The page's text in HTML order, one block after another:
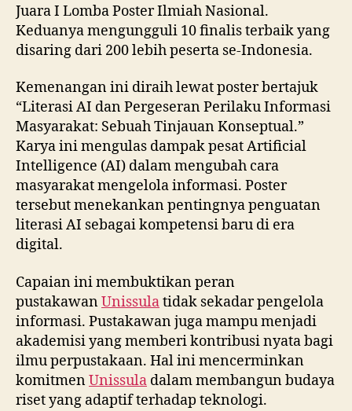
Juara I Lomba Poster Ilmiah Nasional.
Keduanya mengungguli 10 finalis terbaik yang
disaring dari 200 lebih peserta se-Indonesia.
Kemenangan ini diraih lewat poster bertajuk
“Literasi AI dan Pergeseran Perilaku Informasi
Masyarakat: Sebuah Tinjauan Konseptual.”
Karya ini mengulas dampak pesat Artificial
Intelligence (AI) dalam mengubah cara
masyarakat mengelola informasi. Poster
tersebut menekankan pentingnya penguatan
literasi AI sebagai kompetensi baru di era
digital.
Capaian ini membuktikan peran
pustakawanUnissulatidak sekadar pengelola
informasi. Pustakawan juga mampu menjadi
akademisi yang memberi kontribusi nyata bagi
ilmu perpustakaan. Hal ini mencerminkan
komitmenUnissula dalam membangun budaya
riset yang adaptif terhadap teknologi.